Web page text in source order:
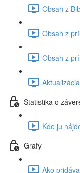
Obsah z
Obsah z
Obsah z
Štatistika o
Kde ju
Grafy
Ako